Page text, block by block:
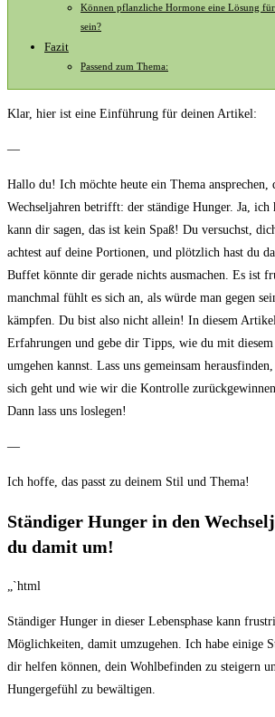
Können pflanzliche ⁤Hormone eine Lösung
sein?
Fazit
Passend zum Thema:
Klar, hier​ ist eine Einführung für⁤ deinen Artikel:
—
Hallo du! Ich möchte heute ein Thema ⁣ansprechen,
Wechseljahren betrifft:⁤ der ständige Hunger. Ja, ich
‍kann dir sagen, das ist kein Spaß! Du versuchst,
achtest⁢ auf‍ deine Portionen,​ und plötzlich hast du
Buffet könnte dir gerade⁤ nichts ausmachen. Es ist
⁢manchmal fühlt ‌es ​sich an, als würde man gegen
kämpfen. Du‌ bist also nicht allein! In diesem
Erfahrungen und ⁢gebe dir Tipps, wie du mit
umgehen kannst. Lass uns gemeinsam
sich geht und wie wir die ⁣Kontrolle
Dann lass uns loslegen!
— ‌
Ich hoffe, das passt zu deinem‌ Stil und Thema!
Ständiger Hunger​ in ⁢den
‍du ​damit um!
„`html
Ständiger Hunger in dieser Lebensphase kann
Möglichkeiten, damit umzugehen. Ich habe einige
dir ⁤helfen ⁣können, dein Wohlbefinden zu steigern
Hungergefühl‍ zu‍ bewältigen.